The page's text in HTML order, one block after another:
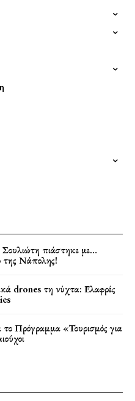
πιάστηκε με…
της Νάπολης!
drones τη νύχτα: Ελαφρές
το Πρόγραμμα «Τουρισμός για